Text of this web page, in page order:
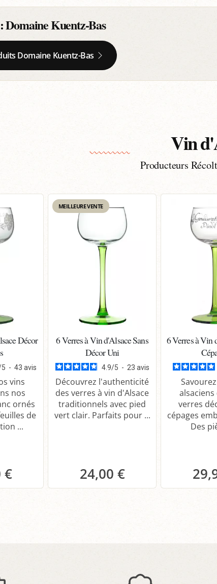
Domaine Kuentz-Bas
Domaine Kuentz-Bas
Vin
Producteurs
Décor
5 - 43 avis
vins
nos
ornés
de
...
€
MEILLEURE VENTE
6 Verres à Vin d'Alsace Sans
Décor Uni
4.9/5 - 23 avis
Découvrez l'authenticité
des verres à vin d'Alsace
traditionnels avec pied
vert clair. Parfaits pour ...
24,00 €
6 Verres à Vin
alsaciens
verres
cépages
Des